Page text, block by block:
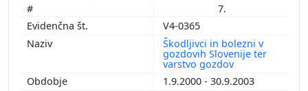
7.
V4-0365
Škodljivci in bolezni v
gozdovih Slovenije ter
varstvo gozdov
1.9.2000 - 30.9.2003